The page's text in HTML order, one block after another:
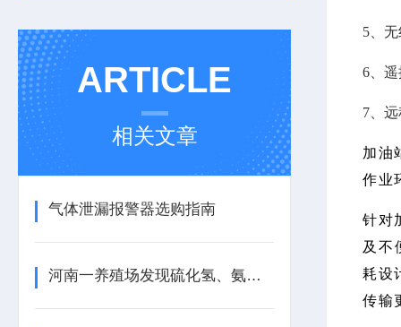
ARTICLE
相关文章
气体泄漏报警器选购指南
河南一养殖场发现硫化氢、氨气等有毒气体含量超标
5、
6、
7、
加油
作业
针对
及不
耗设
传输